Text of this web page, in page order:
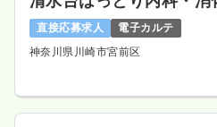
直接応募求人
電子カルテ
神奈川県川崎市宮前区